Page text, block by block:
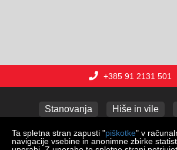
+385 91 2131 501
Stanovanja Hiše in vile
Poslovni prostori Apartmaji
Ta spletna stran zapusti "piškotke" v
navigacije vsebine in anonimne zbirke